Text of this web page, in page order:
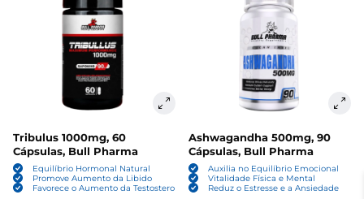
Tribulus 1000mg, 60
Cápsulas, Bull Pharma
Equilíbrio Hormonal Natural
Promove Aumento da Libido
Favorece o Aumento da Testosterona
Ashwagandha 500mg, 90
Cápsulas, Bull Pharma
Auxilia no Equilíbrio Emocional
Vitalidade Física e Mental
Reduz o Estresse e a Ansiedade